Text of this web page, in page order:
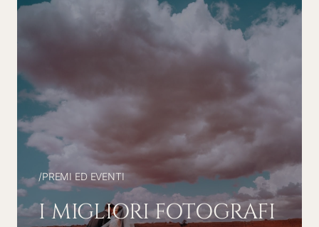
/PREMI ED EVENTI
I MIGLIORI FOTOGRAFI